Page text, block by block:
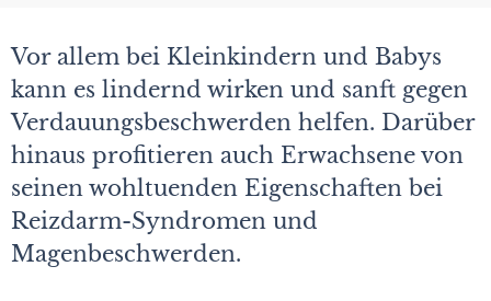
Vor allem bei Kleinkindern und Babys
kann es lindernd wirken und sanft gegen
Verdauungsbeschwerden helfen. Darüber
hinaus profitieren auch Erwachsene von
seinen wohltuenden Eigenschaften bei
Reizdarm-Syndromen und
Magenbeschwerden.